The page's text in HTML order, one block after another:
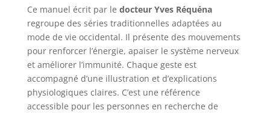
Ce manuel écrit par le docteur Yves Réquéna
regroupe des séries traditionnelles adaptées au
mode de vie occidental. Il présente des mouvements
pour renforcer l’énergie, apaiser le système nerveux
et améliorer l’immunité. Chaque geste est
accompagné d’une illustration et d’explications
physiologiques claires. C’est une référence
accessible pour les personnes en recherche de